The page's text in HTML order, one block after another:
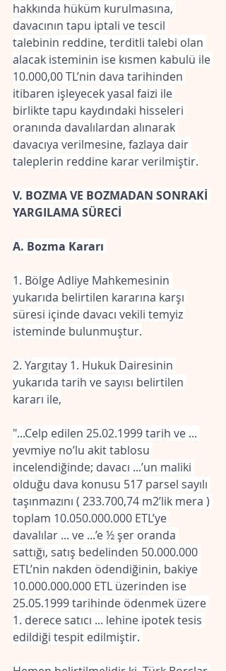
hakkında hüküm kurulmasına,
davacının tapu iptali ve tescil
talebinin reddine, terditli talebi olan
alacak isteminin ise kısmen kabulü ile
10.000,00 TL’nin dava tarihinden
itibaren işleyecek yasal faizi ile
birlikte tapu kaydındaki hisseleri
oranında davalılardan alınarak
davacıya verilmesine, fazlaya dair
taleplerin reddine karar verilmiştir.
V. BOZMA VE BOZMADAN SONRAKİ
YARGILAMA SÜRECİ
A. Bozma Kararı
1. Bölge Adliye Mahkemesinin
yukarıda belirtilen kararına karşı
süresi içinde davacı vekili temyiz
isteminde bulunmuştur.
2. Yargıtay 1. Hukuk Dairesinin
yukarıda tarih ve sayısı belirtilen
kararı ile,
"...Celp edilen 25.02.1999 tarih ve ...
yevmiye no’lu akit tablosu
incelendiğinde; davacı ...’un maliki
olduğu dava konusu 517 parsel sayılı
taşınmazını ( 233.700,74 m2’lik mera )
toplam 10.050.000.000 ETL’ye
davalılar ... ve ...’e ½ şer oranda
sattığı, satış bedelinden 50.000.000
ETL’nin nakden ödendiğinin, bakiye
10.000.000.000 ETL üzerinden ise
25.05.1999 tarihinde ödenmek üzere
1. derece satıcı ... lehine ipotek tesis
edildiği tespit edilmiştir.